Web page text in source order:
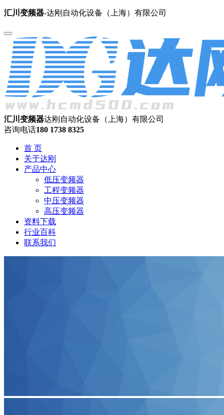
汇川变频器-达刚自动化设备（上海）有限公司
汇川变频器达刚自动化设备（上海）有限公司
咨询电话180 1738 8325
首 页
关于达刚
产品中心
低压变频器
工程变频器
中压变频器
高压变频器
资料下载
行业百科
联系我们